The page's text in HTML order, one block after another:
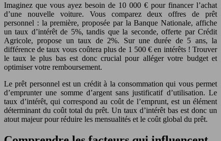
Imaginez que vous ayez besoin de 10 000 € pour financer l’achat
d’une nouvelle voiture. Vous comparez deux offres de prêt
personnel : la première, proposée par la Banque Nationale, affiche
un taux d’intérêt de 5%, tandis que la seconde, offerte par Crédit
Agricole, propose un taux de 2%. Sur une durée de 5 ans, la
différence de taux vous coûtera plus de 1 500 € en intérêts ! Trouver
le taux le plus bas est donc crucial pour alléger votre budget et
optimiser votre remboursement.
Le prêt personnel est un crédit à la consommation qui vous permet
d’emprunter une somme d’argent sans justificatif d’utilisation. Le
taux d’intérêt, qui correspond au coût de l’emprunt, est un élément
déterminant du coût total du prêt. Un taux d’intérêt bas est donc un
atout majeur pour réduire les mensualités et le coût global du prêt.